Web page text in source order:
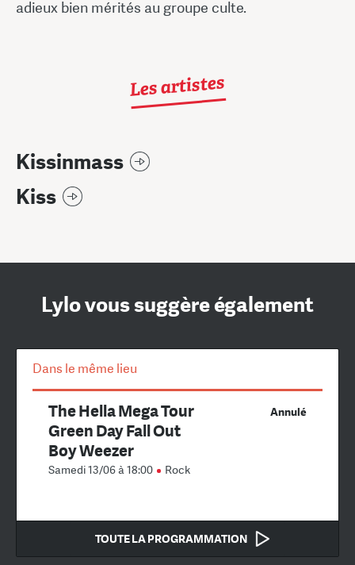
adieux bien mérités au groupe culte.
Les artistes
Kissinmass
Kiss
Lylo vous suggère également
Dans le même lieu
Annulé
The Hella Mega Tour
Green Day Fall Out
Boy Weezer
Samedi 13/06 à 18:00 Rock
TOUTE LA PROGRAMMATION